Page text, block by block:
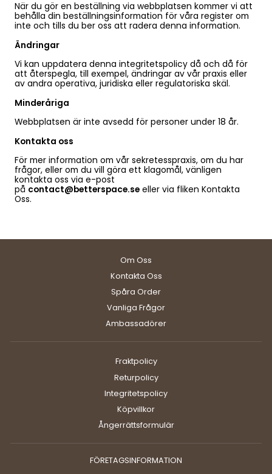
När du gör en beställning via webbplatsen kommer vi att
behålla din beställningsinformation för våra register om
inte och tills du ber oss att radera denna information.
Ändringar
Vi kan uppdatera denna integritetspolicy då och då för
att återspegla, till exempel, ändringar av vår praxis eller
av andra operativa, juridiska eller regulatoriska skäl.
Minderåriga
Webbplatsen är inte avsedd för personer under 18 år.
Kontakta oss
För mer information om vår sekretesspraxis, om du har
frågor, eller om du vill göra ett klagomål, vänligen
kontakta oss via e-post
på contact@betterspace.se eller via fliken Kontakta
Oss.
Om Oss
Kontakta Oss
Spåra Order
Vanliga Frågor
Ambassadörer
Fraktpolicy
Returpolicy
Integritetspolicy
Köpvillkor
Ångerrättsformulär
FÖRETAGSINFORMATION